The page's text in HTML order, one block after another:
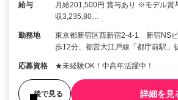
給与
月給201,500円 賞与あり ※モデル賞
収3,235,80…
勤務地
東京都新宿区西新宿2-4-1 新宿NS
歩12分、都営大江戸線「都庁前駅」
応募資格 ★未経験OK！中高年活躍中！
後で見る 詳細を見